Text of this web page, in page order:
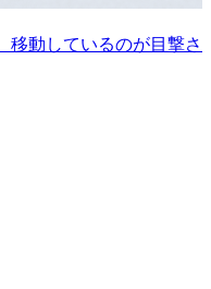
移動しているのが目撃さ